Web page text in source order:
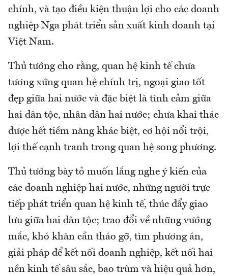
chính, và tạo điều kiện thuận lợi cho các doanh
nghiệp Nga phát triển sản xuất kinh doanh tại
Việt Nam.
Thủ tướng cho rằng, quan hệ kinh tế chưa
tương xứng quan hệ chính trị, ngoại giao tốt
đẹp giữa hai nước và đặc biệt là tình cảm giữa
hai dân tộc, nhân dân hai nước; chưa khai thác
được hết tiềm năng khác biệt, cơ hội nổi trội,
lợi thế cạnh tranh trong quan hệ song phương.
Thủ tướng bày tỏ muốn lắng nghe ý kiến của
các doanh nghiệp hai nước, những người trực
tiếp phát triển quan hệ kinh tế, thúc đẩy giao
lưu giữa hai dân tộc; trao đổi về những vướng
mắc, khó khăn cần tháo gỡ, tìm phương án,
giải pháp để kết nối doanh nghiệp, kết nối hai
nền kinh tế sâu sắc, bao trùm và hiệu quả hơn,